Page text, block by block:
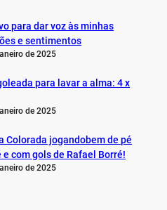
para dar voz às minhas
e sentimentos
de 2025
para lavar a alma: 4 x
de 2025
Colorada jogandobem de pé
e com gols de Rafael Borré!
de 2025